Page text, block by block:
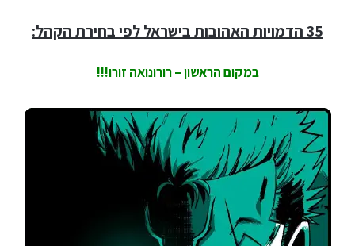
35 הדמויות האהובות בישראל לפי בחירת הקהל:
במקום הראשון – רורונואה זורו!!!